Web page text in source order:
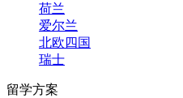
荷兰
爱尔兰
北欧四国
瑞士
留学方案